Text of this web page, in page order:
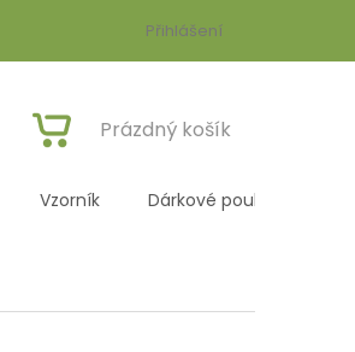
Přihlášení
NÁKUPNÍ
Prázdný košík
Vzorník Dárkové poukazy